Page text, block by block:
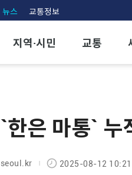
뉴스 교통정보
지역·시민 교통
한은 마통`
2025-08-12 10:21